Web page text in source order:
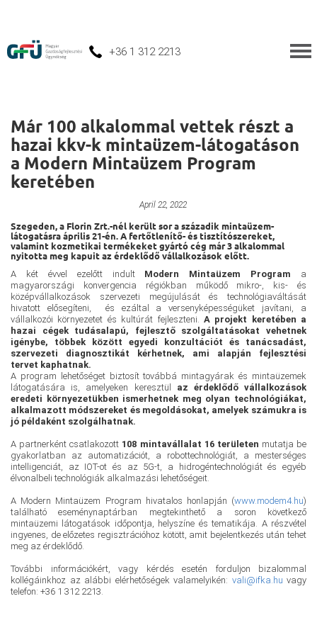
+36 1 312 2213
Már 100 alkalommal vettek részt a
hazai kkv-k mintaüzem-látogatáson
a Modern Mintaüzem Program
keretében
April 22, 2022
Szegeden, a Florin Zrt.-nél került sor a századik mintaüzem-
látogatásra április 21-én. A fertőtlenítő- és tisztítószereket,
valamint kozmetikai termékeket gyártó cég már 3 alkalommal
nyitotta meg kapuit az érdeklődő vállalkozások előtt.
A két évvel ezelőtt indult Modern Mintaüzem Program a
magyarországi konvergencia régiókban működő mikro-, kis- és
középvállalkozások szervezeti megújulását és technológiaváltását
hivatott elősegíteni, és ezáltal a versenyképességüket javítani, a
vállalkozói környezetet és kultúrát fejleszteni. A projekt keretében a
hazai cégek tudásalapú, fejlesztő szolgáltatásokat vehetnek
igénybe, többek között egyedi konzultációt és tanácsadást,
szervezeti diagnosztikát kérhetnek, ami alapján fejlesztési
tervet kaphatnak.
A program lehetőséget biztosít továbbá mintagyárak és mintaüzemek
látogatására is, amelyeken keresztül az érdeklődő vállalkozások
eredeti környezetükben ismerhetnek meg olyan technológiákat,
alkalmazott módszereket és megoldásokat, amelyek számukra is
jó példaként szolgálhatnak.
A partnerként csatlakozott 108 mintavállalat 16 területen mutatja be
gyakorlatban az automatizációt, a robottechnológiát, a mesterséges
intelligenciát, az IOT-ot és az 5G-t, a hidrogéntechnológiát és egyéb
élvonalbeli technológiák alkalmazási lehetőségeit.
A Modern Mintaüzem Program hivatalos honlapján (www.modem4.hu)
található eseménynaptárban megtekinthető a soron következő
mintaüzemi látogatások időpontja, helyszíne és tematikája. A részvétel
ingyenes, de előzetes regisztrációhoz kötött, amit bejelentkezés után tehet
meg az érdeklődő.
További információkért, vagy kérdés esetén forduljon bizalommal
kollégáinkhoz az alábbi elérhetőségek valamelyikén: vali@ifka.hu vagy
telefon: +36 1 312 2213.